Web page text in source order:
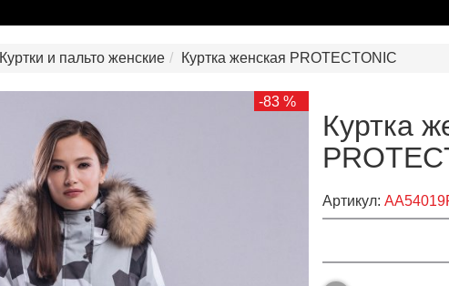
Куртки и пальто женские Куртка женская PROTECTONIC
-83 %
Куртка
Артикул: